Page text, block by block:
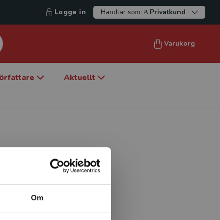
Om
Logga in Handlar som: Privatkund
Varukorg
Aktuellt